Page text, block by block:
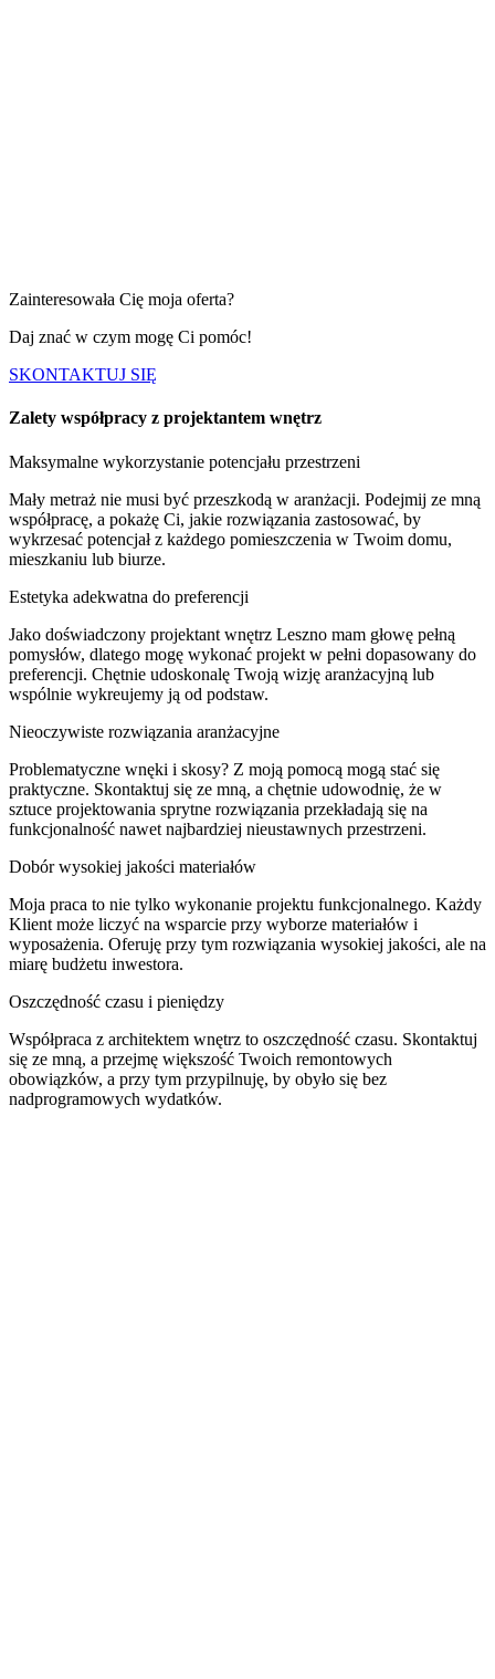
Zainteresowała Cię moja oferta?
Daj znać w czym mogę Ci pomóc!
SKONTAKTUJ SIĘ
Zalety współpracy z projektantem wnętrz
Maksymalne wykorzystanie potencjału przestrzeni
Mały metraż nie musi być przeszkodą w aranżacji. Podejmij ze mną
współpracę, a pokażę Ci, jakie rozwiązania zastosować, by
wykrzesać potencjał z każdego pomieszczenia w Twoim domu,
mieszkaniu lub biurze.
Estetyka adekwatna do preferencji
Jako doświadczony projektant wnętrz Leszno mam głowę pełną
pomysłów, dlatego mogę wykonać projekt w pełni dopasowany do
preferencji. Chętnie udoskonalę Twoją wizję aranżacyjną lub
wspólnie wykreujemy ją od podstaw.
Nieoczywiste rozwiązania aranżacyjne
Problematyczne wnęki i skosy? Z moją pomocą mogą stać się
praktyczne. Skontaktuj się ze mną, a chętnie udowodnię, że w
sztuce projektowania sprytne rozwiązania przekładają się na
funkcjonalność nawet najbardziej nieustawnych przestrzeni.
Dobór wysokiej jakości materiałów
Moja praca to nie tylko wykonanie projektu funkcjonalnego. Każdy
Klient może liczyć na wsparcie przy wyborze materiałów i
wyposażenia. Oferuję przy tym rozwiązania wysokiej jakości, ale na
miarę budżetu inwestora.
Oszczędność czasu i pieniędzy
Współpraca z architektem wnętrz to oszczędność czasu. Skontaktuj
się ze mną, a przejmę większość Twoich remontowych
obowiązków, a przy tym przypilnuję, by obyło się bez
nadprogramowych wydatków.